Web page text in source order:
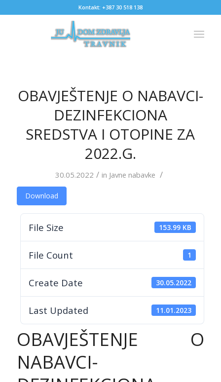
Kontakt: +387 30 518 138
OBAVJEŠTENJE O NABAVCI-
DEZINFEKCIONA
SREDSTVA I OTOPINE ZA
2022.G.
30.05.2022 / in Javne nabavke /
Download
File Size 153.99 KB
File Count 1
Create Date 30.05.2022
Last Updated 11.01.2023
OBAVJEŠTENJE O
NABAVCI-